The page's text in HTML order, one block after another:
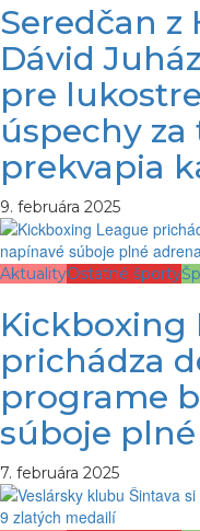
Seredčan z
Dávid
pre
úspechy
prekvapia
9. februára 2025
AktualityOstatné športy
Kickboxing
prichádza
programe
súboje
7. februára 2025